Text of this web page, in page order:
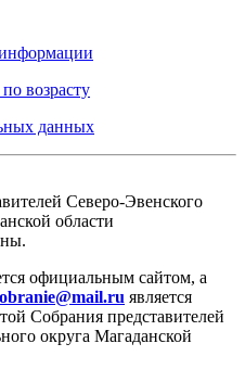
возрасту
данных
Северо-Эвенского
области
официальным сайтом, а
является
Собрания представителей
округа Магаданской